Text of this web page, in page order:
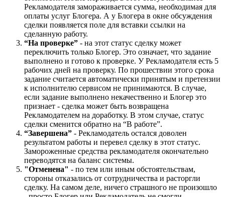
Рекламодателя замораживается сумма, необходимая для
оплаты услуг Блогера. А у Блогера в окне обсуждения
сделки появляется поле для вставки ссылки на
сделанную работу.
“На проверке” - на этот статус сделку может
переключить только Блогер. Это означает, что задание
выполнено и готово к проверке. У Рекламодателя есть 5
рабочих дней на проверку. По прошествии этого срока
задание считается автоматически принятым и претензии
к исполнителю сервисом не принимаются. В случае,
если задание выполнено некачественно и Блогер это
признает - сделка может быть возвращена
Рекламодателем на доработку. В этом случае, статус
сделки сменится обратно на “В работе”.
“Завершена” - Рекламодатель остался доволен
результатом работы и перевел сделку в этот статус.
Замороженные средства рекламодателя окончательно
переводятся на баланс системы.
"Отменена" - по тем или иным обстоятельствам,
стороны отказались от сотрудничества и расторгли
сделку. На самом деле, ничего страшного не произошло